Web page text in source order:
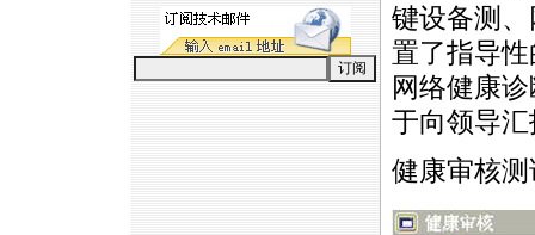
键设备测
置了指导
网络健康
于向领导
健康审核